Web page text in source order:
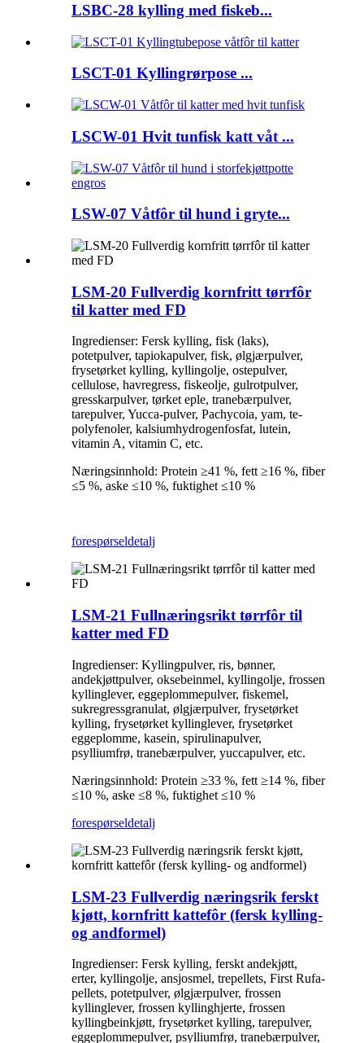
LSBC-28 kylling med fiskeb...
LSCT-01 Kyllingrørpose ...
LSCW-01 Hvit tunfisk katt våt ...
LSW-07 Våtfôr til hund i gryte...
LSM-20 Fullverdig kornfritt tørrfôr
til katter med FD
Ingredienser: Fersk kylling, fisk (laks),
potetpulver, tapiokapulver, fisk, ølgjærpulver,
frysetørket kylling, kyllingolje, ostepulver,
cellulose, havregress, fiskeolje, gulrotpulver,
gresskarpulver, tørket eple, tranebærpulver,
tarepulver, Yucca-pulver, Pachycoia, yam, te-
polyfenoler, kalsiumhydrogenfosfat, lutein,
vitamin A, vitamin C, etc.
Næringsinnhold: Protein ≥41 %, fett ≥16 %, fiber
≤5 %, aske ≤10 %, fuktighet ≤10 %
forespørseldetalj
LSM-21 Fullnæringsrikt tørrfôr til
katter med FD
Ingredienser: Kyllingpulver, ris, bønner,
andekjøttpulver, oksebeinmel, kyllingolje, frossen
kyllinglever, eggeplommepulver, fiskemel,
sukregressgranulat, ølgjærpulver, frysetørket
kylling, frysetørket kyllinglever, frysetørket
eggeplomme, kasein, spirulinapulver,
psylliumfrø, tranebærpulver, yuccapulver, etc.
Næringsinnhold: Protein ≥33 %, fett ≥14 %, fiber
≤10 %, aske ≤8 %, fuktighet ≤10 %
forespørseldetalj
LSM-23 Fullverdig næringsrik ferskt
kjøtt, kornfritt kattefôr (fersk kylling-
og andformel)
Ingredienser: Fersk kylling, ferskt andekjøtt,
erter, kyllingolje, ansjosmel, trepellets, First Rufa-
pellets, potetpulver, ølgjærpulver, frossen
kyllinglever, frossen kyllinghjerte, frossen
kyllingbeinkjøtt, frysetørket kylling, tarepulver,
eggeplommepulver, psylliumfrø, tranebærpulver,